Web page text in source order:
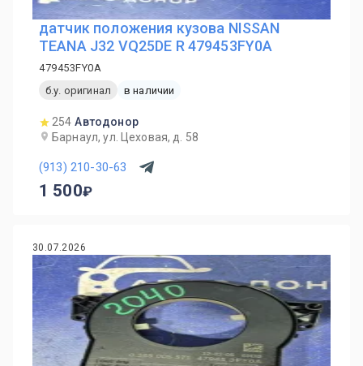
датчик положения кузова NISSAN
TEANA J32 VQ25DE R 479453FY0A
479453FY0A
б.у. оригинал
в наличии
254 Автодонор
Барнаул, ул. Цеховая, д. 58
(913) 210-30-63
1 500
30.07.2026